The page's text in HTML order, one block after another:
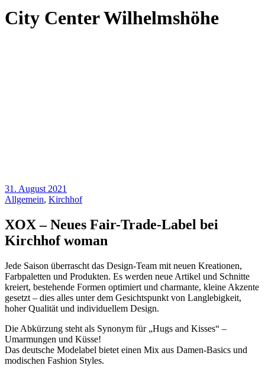
City Center Wilhelmshöhe
31. August 2021
Allgemein, Kirchhof
XOX – Neues Fair-Trade-Label bei
Kirchhof woman
Jede Saison überrascht das Design-Team mit neuen Kreationen,
Farbpaletten und Produkten. Es werden neue Artikel und Schnitte
kreiert, bestehende Formen optimiert und charmante, kleine Akzente
gesetzt – dies alles unter dem Gesichtspunkt von Langlebigkeit,
hoher Qualität und individuellem Design.
Die Abkürzung steht als Synonym für „Hugs and Kisses“ –
Umarmungen und Küsse!
Das deutsche Modelabel bietet einen Mix aus Damen-Basics und
modischen Fashion Styles.